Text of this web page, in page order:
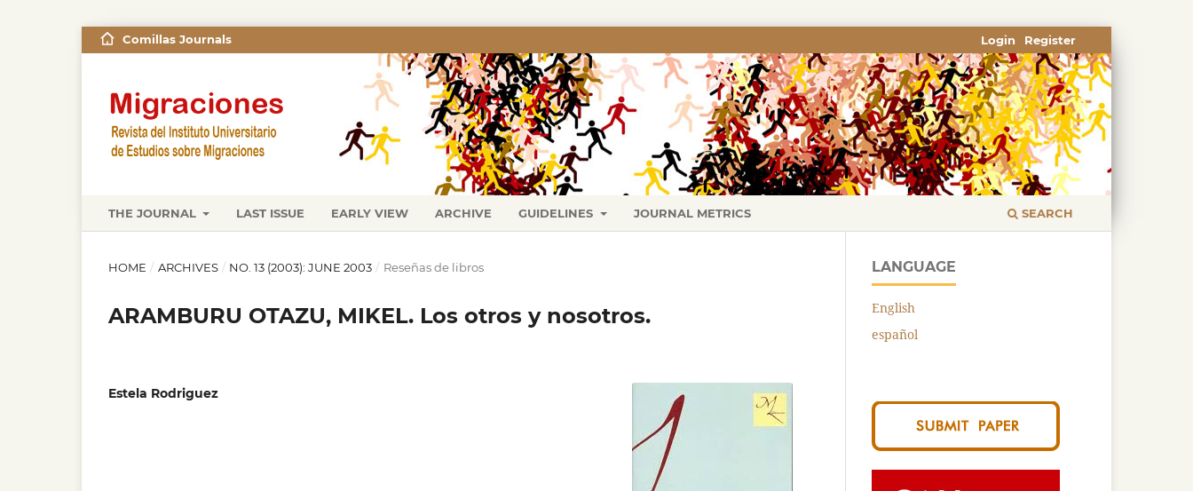
THE JOURNAL LAST ISSUE EARLY VIEW ARCHIVE GUIDELINES JOURNAL METRICS SEARCH
Comillas Journals Register
Login
HOME / ARCHIVES / NO. 13 (2003): JUNE 2003 / Reseñas de libros
ARAMBURU OTAZU, MIKEL. Los otros y nosotros.
Estela Rodriguez
LANGUAGE
English
español